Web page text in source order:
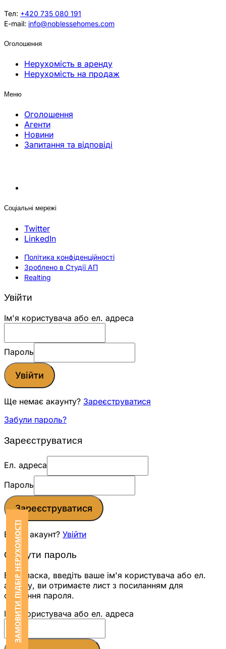
Тел: +420 735 080 191
E-mail: info@noblessehomes.com
Оголошення
Нерухомість в аренду
Нерухомість на продаж
Меню
Оголошення
Агенти
Новини
Запитання та відповіді
Соціальні мережі
Twitter
LinkedIn
Політика конфіденційності
Зроблено в Студії АП
Realting
ЗАМОВИТИ ПІДБІР НЕРУХОМОСТІ
Увійти
Ім'я користувача або ел. адреса
Пароль
Увійти
Ще немає акаунту? Зареєструватися
Забули пароль?
Зареєструватися
Ел. адреса
Пароль
Зареєструватися
Вже є акаунт? Увійти
Скинути пароль
Будь ласка, введіть ваше ім'я користувача або ел.
адресу, ви отримаєте лист з посиланням для
скидання пароля.
Ім'я користувача або ел. адреса